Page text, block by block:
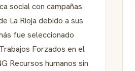
social con campañas
La Rioja debido a sus
fue seleccionado
Forzados en el
Recursos humanos sin